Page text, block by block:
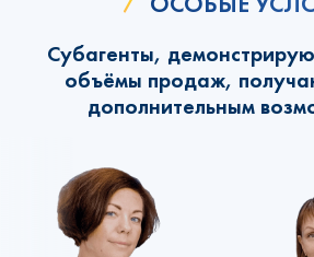
Субагенты,
объёмы продаж,
дополнительным